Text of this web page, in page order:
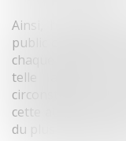
Ainsi, l’obligation
public constitue
chaque citoyen
telle atteinte
circonstances
cette atteinte
du plus grand